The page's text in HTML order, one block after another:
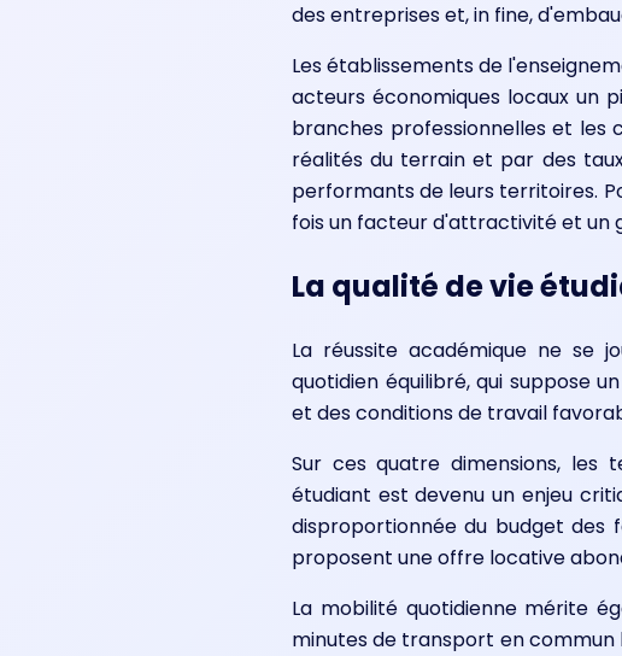
des entreprises et, in fine,
Les établissements de
acteurs économiques locaux un
branches professionnelles et
réalités du terrain et par des
performants de leurs territoires.
fois un facteur d'attractivité et un
La qualité de vie
La réussite académique ne se
quotidien équilibré, qui suppose
et des conditions de travail
Sur ces quatre dimensions, les
étudiant est devenu un enjeu
disproportionnée du budget des
proposent une offre locative
La mobilité quotidienne mérite
minutes de transport en commun